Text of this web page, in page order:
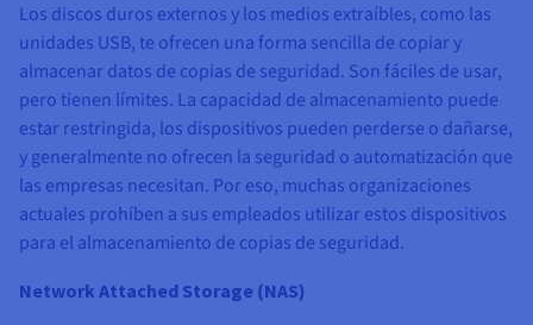
Los discos duros externos y los medios extraíbles, como las
unidades USB, te ofrecen una forma sencilla de copiar y
almacenar datos de copias de seguridad. Son fáciles de usar,
pero tienen límites. La capacidad de almacenamiento puede
estar restringida, los dispositivos pueden perderse o dañarse,
y generalmente no ofrecen la seguridad o automatización que
las empresas necesitan. Por eso, muchas organizaciones
actuales prohíben a sus empleados utilizar estos dispositivos
para el almacenamiento de copias de seguridad.
Network Attached Storage (NAS)